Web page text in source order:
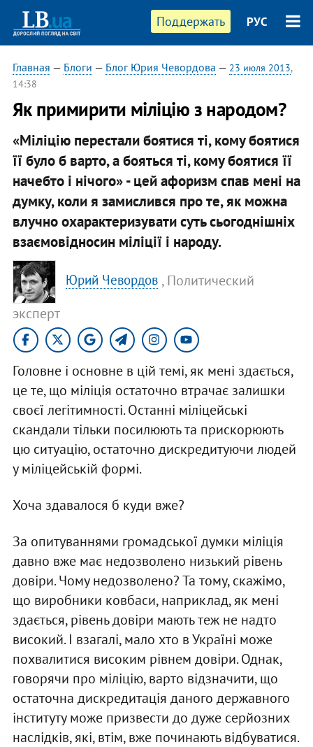
Поддержать РУС
Главная — Блоги — Блог Юрия Чевордова — 23 июля 2013,
14:38
Як примирити міліцію з народом?
«Міліцію перестали боятися ті, кому боятися
її було б варто, а бояться ті, кому боятися її
начебто і нічого» - цей афоризм спав мені на
думку, коли я замислився про те, як можна
влучно охарактеризувати суть сьогоднішніх
взаємовідносин міліції і народу.
Юрий Чевордов , Политический
эксперт
Головне і основне в цій темі, як мені здається,
це те, що міліція остаточно втрачає залишки
своєї легітимності. Останні міліцейські
скандали тільки посилюють та прискорюють
цю ситуацію, остаточно дискредитуючи людей
у міліцейській формі.
Хоча здавалося б куди вже?
За опитуваннями громадської думки міліція
давно вже має недозволено низький рівень
довіри. Чому недозволено? Та тому, скажімо,
що виробники ковбаси, наприклад, як мені
здається, рівень довіри мають теж не надто
високий. І взагалі, мало хто в Україні може
похвалитися високим рівнем довіри. Однак,
говорячи про міліцію, варто відзначити, що
остаточна дискредитація даного державного
інституту може призвести до дуже серйозних
наслідків, які, втім, вже починають відбуватися.